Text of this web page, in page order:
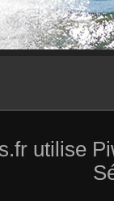
utilise